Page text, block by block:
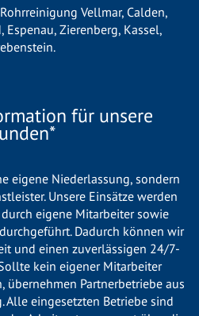
Rohrreinigung Vellmar, Calden,
, Espenau, Zierenberg, Kassel,
.
für unsere
eigene Niederlassung, sondern
Unsere Einsätze werden
eigene Mitarbeiter sowie
Dadurch können wir
und einen zuverlässigen 24/7-
kein eigener Mitarbeiter
Partnerbetriebe aus
Alle eingesetzten Betriebe sind